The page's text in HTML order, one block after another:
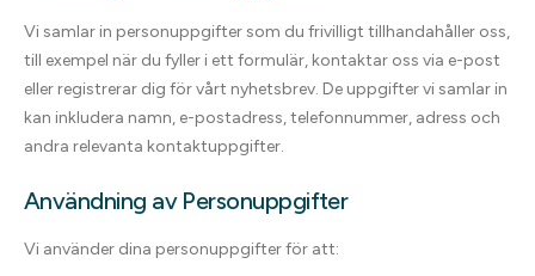
Vi samlar in personuppgifter som du frivilligt tillhandahåller oss,
till exempel när du fyller i ett formulär, kontaktar oss via e-post
eller registrerar dig för vårt nyhetsbrev. De uppgifter vi samlar in
kan inkludera namn, e-postadress, telefonnummer, adress och
andra relevanta kontaktuppgifter.
Användning av Personuppgifter
Vi använder dina personuppgifter för att: